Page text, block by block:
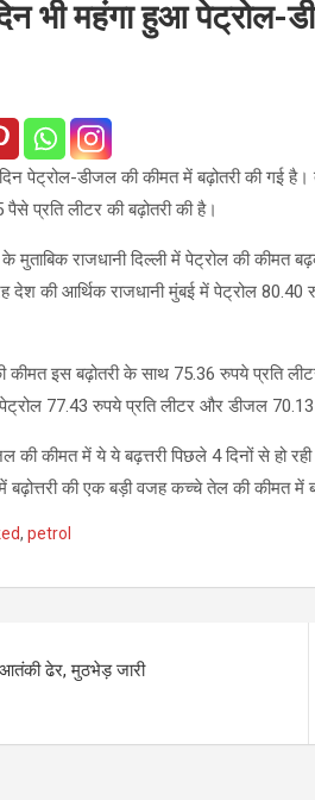
भी महंगा हुआ पेट्रोल-
पेट्रोल-डीजल की कीमत में बढ़ोतरी की गई
प्रति लीटर की बढ़ोतरी की है।
राजधानी दिल्‍ली में पेट्रोल की कीमत
देश की आर्थिक राजधानी मुंबई में पेट्रोल
कीमत इस बढ़ोतरी के साथ 75.36 रुपये प्रति
77.43 रुपये प्रति लीटर और डीजल 70.13
की कीमत में ये ये बढ़त्तरी पिछले 4 दिनों से हो
बढ़ोत्तरी की एक बड़ी वजह कच्‍चे तेल की कीमत में
, petrol
ढेर, मुठभेड़ जारी